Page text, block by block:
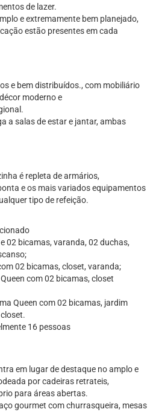
de lazer.
e extremamente bem planejado,
estão presentes em cada
e bem distribuídos., com mobiliário
moderno e
a salas de estar e jantar, ambas
é repleta de armários,
e os mais variados equipamentos
tipo de refeição.
02 bicamas, varanda, 02 duchas,
02 bicamas, closet, varanda;
com 02 bicamas, closet
Queen com 02 bicamas, jardim
16 pessoas
em lugar de destaque no amplo e
por cadeiras retrateis,
para áreas abertas.
gourmet com churrasqueira, mesas